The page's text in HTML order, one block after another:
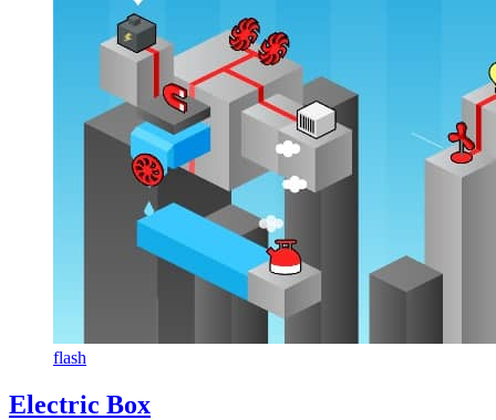
flash
Electric Box